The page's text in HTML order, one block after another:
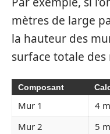
mètres de large
la hauteur des
surface totale des
Composant
Mur 1 4
Mur 2
5